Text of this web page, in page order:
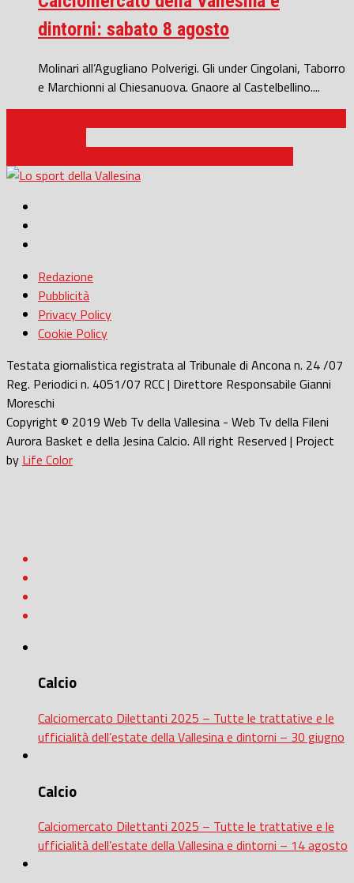
dintorni: sabato 8 agosto
Molinari all’Agugliano Polverigi. Gli under Cingolani, Taborro
e Marchionni al Chiesanuova. Gnaore al Castelbellino....
Redazione
Pubblicità
Privacy Policy
Cookie Policy
Testata giornalistica registrata al Tribunale di Ancona n. 24 /07
Reg. Periodici n. 4051/07 RCC | Direttore Responsabile Gianni
Moreschi
Copyright © 2019 Web Tv della Vallesina - Web Tv della Fileni
Aurora Basket e della Jesina Calcio. All right Reserved | Project
by Life Color
Calcio
Calciomercato Dilettanti 2025 – Tutte le trattative e le
ufficialità dell’estate della Vallesina e dintorni – 30 giugno
Calcio
Calciomercato Dilettanti 2025 – Tutte le trattative e le
ufficialità dell’estate della Vallesina e dintorni – 14 agosto